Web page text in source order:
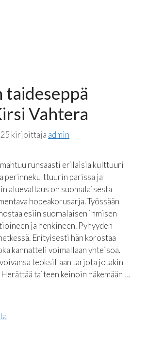
taideseppä
Vahtera
kirjoittaja admin
runsaasti erilaisia kulttuuri
perinnekulttuurin parissa ja
aluevaltaus on suomalaisesta
hopeakorusarja. Työssään
esiin suomalaisen ihmisen
ja henkineen. Pyhyyden
Erityisesti hän korostaa
kannatteli voimallaan yhteisöä.
teoksillaan tarjota jotakin
taiteen keinoin näkemään …